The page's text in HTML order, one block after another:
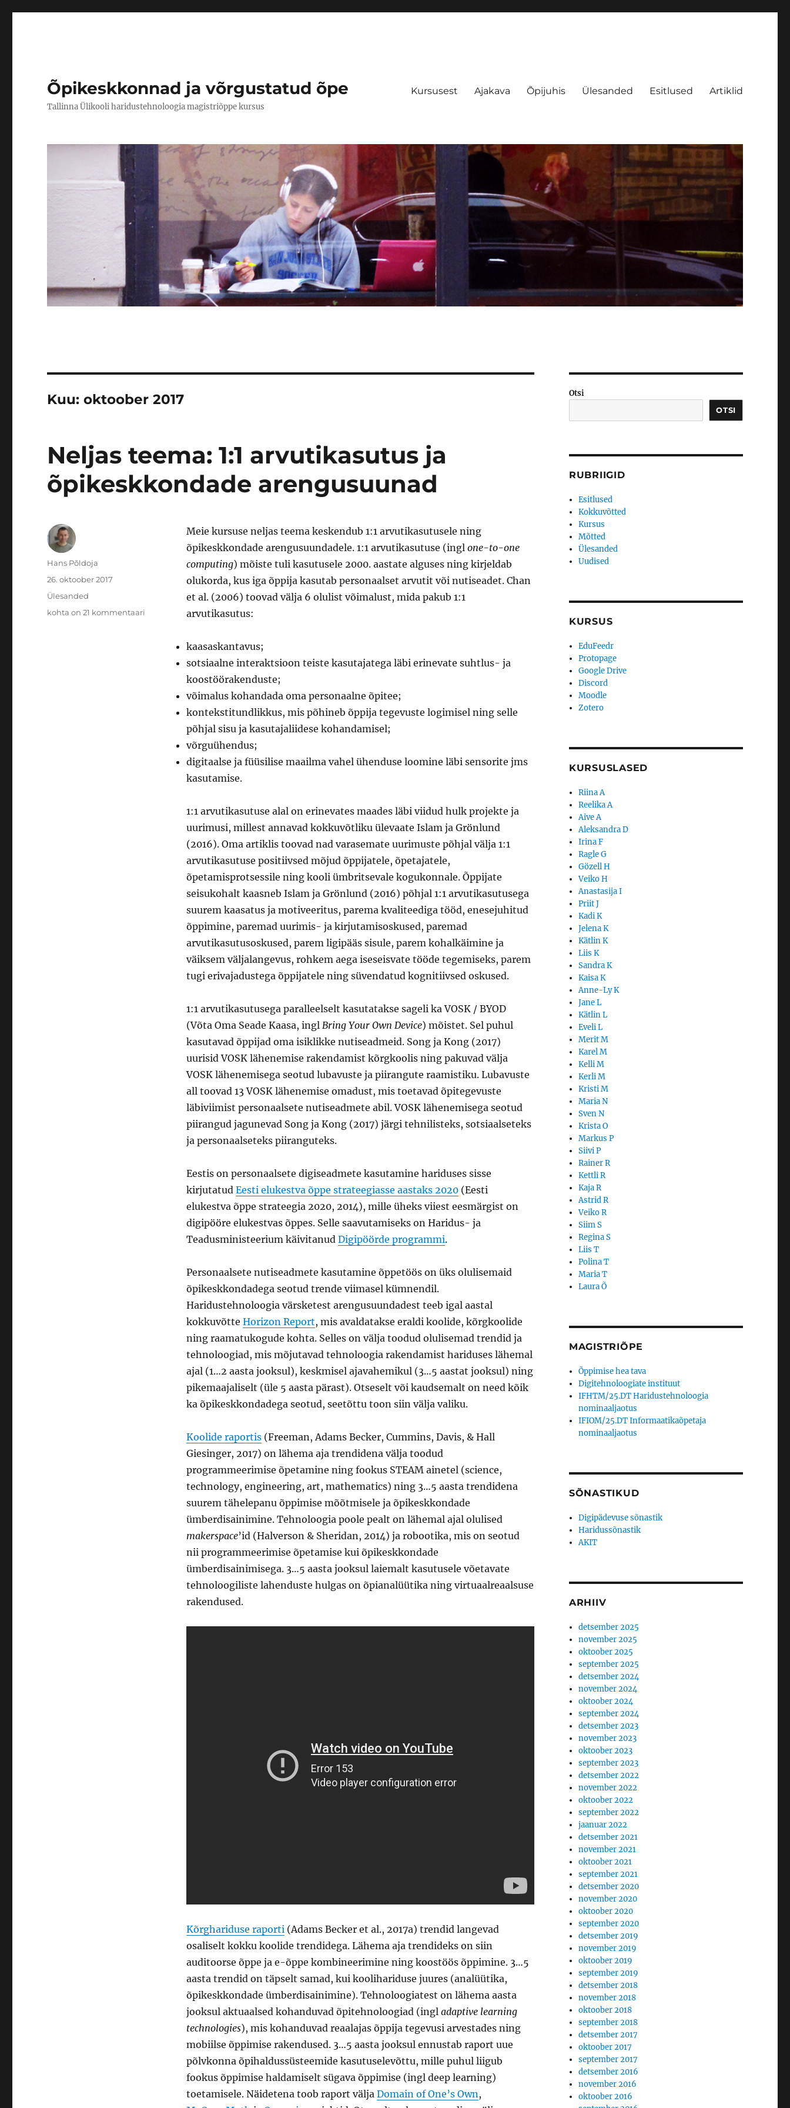
Õpikeskkonnad ja võrgustatud õpe
Tallinna Ülikooli haridustehnoloogia magistriõppe kursus
Kursusest Ajakava Õpijuhis Ülesanded Esitlused Artiklid
Kuu:oktoober 2017
Neljas teema: 1:1 arvutikasutus ja
õpikeskkondade arengusuunad
Meie kursuse neljas teema keskendub 1:1 arvutikasutusele ning
õpikeskkondade arengusuundadele. 1:1 arvutikasutuse (ingl one-to-one
computing) mõiste tuli kasutusele 2000. aastate alguses ning kirjeldab
olukorda, kus iga õppija kasutab personaalset arvutit või nutiseadet. Chan
et al. (2006) toovad välja 6 olulist võimalust, mida pakub 1:1
arvutikasutus:
kaasaskantavus;
sotsiaalne interaktsioon teiste kasutajatega läbi erinevate suhtlus- ja
koostöörakenduste;
võimalus kohandada oma personaalne õpitee;
kontekstitundlikkus, mis põhineb õppija tegevuste logimisel ning selle
põhjal sisu ja kasutajaliidese kohandamisel;
võrguühendus;
digitaalse ja füüsilise maailma vahel ühenduse loomine läbi sensorite jms
kasutamise.
1:1 arvutikasutuse alal on erinevates maades läbi viidud hulk projekte ja
uurimusi, millest annavad kokkuvõtliku ülevaate Islam ja Grönlund
(2016). Oma artiklis toovad nad varasemate uurimuste põhjal välja 1:1
arvutikasutuse positiivsed mõjud õppijatele, õpetajatele,
õpetamisprotsessile ning kooli ümbritsevale kogukonnale. Õppijate
seisukohalt kaasneb Islam ja Grönlund (2016) põhjal 1:1 arvutikasutusega
suurem kaasatus ja motiveeritus, parema kvaliteediga tööd, enesejuhitud
õppimine, paremad uurimis- ja kirjutamisoskused, paremad
arvutikasutusoskused, parem ligipääs sisule, parem kohalkäimine ja
väiksem väljalangevus, rohkem aega iseseisvate tööde tegemiseks, parem
tugi erivajadustega õppijatele ning süvendatud kognitiivsed oskused.
1:1 arvutikasutusega paralleelselt kasutatakse sageli ka VOSK / BYOD
(Võta Oma Seade Kaasa, ingl Bring Your Own Device) mõistet. Sel puhul
kasutavad õppijad oma isiklikke nutiseadmeid. Song ja Kong (2017)
uurisid VOSK lähenemise rakendamist kõrgkoolis ning pakuvad välja
VOSK lähenemisega seotud lubavuste ja piirangute raamistiku. Lubavuste
all toovad 13 VOSK lähenemise omadust, mis toetavad õpitegevuste
läbiviimist personaalsete nutiseadmete abil. VOSK lähenemisega seotud
piirangud jagunevad Song ja Kong (2017) järgi tehnilisteks, sotsiaalseteks
ja personaalseteks piiranguteks.
Eestis on personaalsete digiseadmete kasutamine hariduses sisse
kirjutatud Eesti elukestva õppe strateegiasse aastaks 2020(Eesti
elukestva õppe strateegia 2020, 2014), mille üheks viiest eesmärgist on
digipööre elukestvas õppes. Selle saavutamiseks on Haridus- ja
Teadusministeerium käivitanud Digipöörde programmi.
Personaalsete nutiseadmete kasutamine õppetöös on üks olulisemaid
õpikeskkondadega seotud trende viimasel kümnendil.
Haridustehnoloogia värsketest arengusuundadest teeb igal aastal
kokkuvõtte Horizon Report, mis avaldatakse eraldi koolide, kõrgkoolide
ning raamatukogude kohta. Selles on välja toodud olulisemad trendid ja
tehnoloogiad, mis mõjutavad tehnoloogia rakendamist hariduses lähemal
ajal (1…2 aasta jooksul), keskmisel ajavahemikul (3…5 aastat jooksul) ning
pikemaajaliselt (üle 5 aasta pärast). Otseselt või kaudsemalt on need kõik
ka õpikeskkondadega seotud, seetõttu toon siin välja valiku.
Koolide raportis(Freeman, Adams Becker, Cummins, Davis, & Hall
Giesinger, 2017) on lähema aja trendidena välja toodud
programmeerimise õpetamine ning fookus STEAM ainetel (science,
technology, engineering, art, mathematics) ning 3…5 aasta trendidena
suurem tähelepanu õppimise mõõtmisele ja õpikeskkondade
ümberdisainimine. Tehnoloogia poole pealt on lähemal ajal olulised
makerspace’id (Halverson & Sheridan, 2014) ja robootika, mis on seotud
nii programmeerimise õpetamise kui õpikeskkondade
ümberdisainimisega. 3…5 aasta jooksul laiemalt kasutusele võetavate
tehnoloogiliste lahenduste hulgas on õpianalüütika ning virtuaalreaalsuse
rakendused.
Kõrghariduse raporti(Adams Becker et al., 2017a) trendid langevad
osaliselt kokku koolide trendidega. Lähema aja trendideks on siin
auditoorse õppe ja e-õppe kombineerimine ning koostöös õppimine. 3…5
aasta trendid on täpselt samad, kui koolihariduse juures (analüütika,
õpikeskkondade ümberdisainimine). Tehnoloogiatest on lähema aasta
jooksul aktuaalsed kohanduvad õpitehnoloogiad (ingl adaptive learning
technologies), mis kohanduvad reaalajas õppija tegevusi arvestades ning
mobiilse õppimise rakendused. 3…5 aasta jooksul ennustab raport uue
põlvkonna õpihaldussüsteemide kasutuselevõttu, mille puhul liigub
fookus õppimise haldamiselt sügava õppimise (ingl deep learning)
toetamisele. Näidetena toob raport välja Domain of One’s Own,
Autor
Hans Põldoja
Postitatud
26. oktoober 2017
Rubriigid
Ülesanded
Neljas
kohta on 21 kommentaari
Otsi
OTSI
RUBRIIGID
Esitlused
Kokkuvõtted
Kursus
Mõtted
Ülesanded
Uudised
KURSUS
EduFeedr
Protopage
Google Drive
Discord
Moodle
Zotero
KURSUSLASED
Riina A
Reelika A
Aive A
Aleksandra D
Irina F
Ragle G
Gözell H
Veiko H
Anastasija I
Priit J
Kadi K
Jelena K
Kätlin K
Liis K
Sandra K
Kaisa K
Anne-Ly K
Jane L
Kätlin L
Eveli L
Merit M
Karel M
Kelli M
Kerli M
Kristi M
Maria N
Sven N
Krista O
Markus P
Siivi P
Rainer R
Kettli R
Kaja R
Astrid R
Veiko R
Siim S
Regina S
Liis T
Polina T
Maria T
Laura Õ
MAGISTRIÕPE
Õppimise hea tava
Digitehnoloogiate instituut
IFHTM/25.DT Haridustehnoloogia
nominaaljaotus
IFIOM/25.DT Informaatikaõpetaja
nominaaljaotus
SÕNASTIKUD
Digipädevuse sõnastik
Haridussõnastik
AKIT
ARHIIV
detsember 2025
november 2025
oktoober 2025
september 2025
detsember 2024
november 2024
oktoober 2024
september 2024
detsember 2023
november 2023
oktoober 2023
september 2023
detsember 2022
november 2022
oktoober 2022
september 2022
jaanuar 2022
detsember 2021
november 2021
oktoober 2021
september 2021
detsember 2020
november 2020
oktoober 2020
september 2020
detsember 2019
november 2019
oktoober 2019
september 2019
detsember 2018
november 2018
oktoober 2018
september 2018
detsember 2017
oktoober 2017
september 2017
detsember 2016
november 2016
oktoober 2016